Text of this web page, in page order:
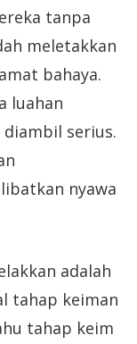
tanpa
meletakkan
bahaya.
luahan
serius.
nyawa
adalah
tahap keiman
tahap keim